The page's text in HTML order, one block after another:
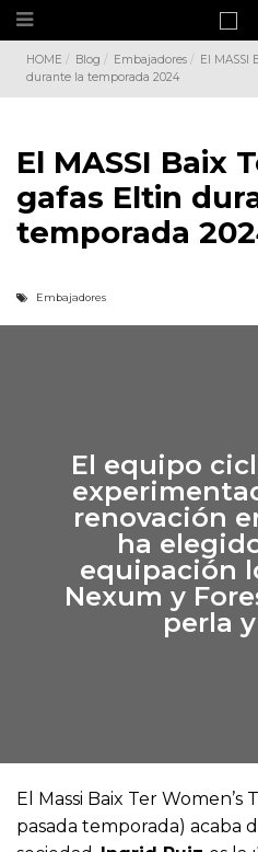
HOME Blog Embajadores
El MASSI
durante la temporada 2024
El MASSI Baix
gafas Eltin
temporada
Embajadores
El equipo
renovación
ha
equipación
Nexum y
perla
El Massi Baix Ter Women’s
pasada temporada) acaba